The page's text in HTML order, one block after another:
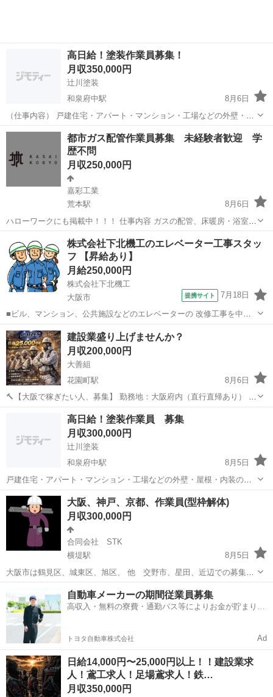
高日給！塗装作業員募集！
月収350,000円
辻川塗装
和泉府中駅
8月6日
（仕事内容） 戸建住宅・アパート・マンション・工場などの外壁・屋
根・内装の塗装工事を行います。高圧洗浄や養生、下地処理、下塗
り・中塗り・上塗りなど、一連の塗装作業を担当していただきます。
未経験の方は、道具の使い方や養生など...
大阪 泉大津市 和泉府中駅 その他 未経験
都市ガス配管作業員募集 未経験者歓迎 学
歴不問
月収250,000円
嘉彩工業
荒本駅
8月6日
ハローワークにも掲載中！！！ 仕事内容 ガスの配管、床暖房・浴室乾
燥機・給湯器などの 設置及び接続を行います。 ショッピングモール・
病院・学校・戸建・集合住宅など さまざまな施設が工事の対象となり
ます。 《入社後の流れ...
東大阪市 荒本駅 その他
株式会社下北機工のエレベーター工事スタッ
フ 【昇給あり】
月給250,000円
株式会社下北機工
大阪市
提携サイト 7月18日
■ビル、マンション、公共施設などのエレベーターの 改修工事を中心
に行っていただきます。 ・エレベーターの動作確認・定期点検 ・リニ
ューアル（入替工事） ・部品交換・修理 など ★入社後しばらくは、
先輩スタッフの補助業務から...
大阪 大阪市 その他
建設業盛り上げませんか？
月収200,000円
大善組
花園町駅
8月6日
🔨【大阪で稼ぎたい人、募集】 勤務地：大阪府内（直行直帰あり） 職
種：建設作業員 💰 日当 11,000円〜25,000円 ※能力・経験により決定
※やる気次第でしっかり昇給 ※表記されてる月収は目安になります ✔
大阪市 花園町駅 その他 アスベスト
高日給！塗装作業員 募集
月収300,000円
辻川塗装
和泉府中駅
8月5日
戸建住宅・アパート・マンション・工場などの外壁・屋根・内装の塗
装工事を行います。高圧洗浄や養生、下地処理、下塗り・中塗り・上
塗りなど、一連の塗装作業を担当していただきます。未経験の方は、
道具の使い方や養生などの基本作業から丁...
大阪 泉大津市 和泉府中駅 その他
大阪、神戸、京都、作業員(型枠解体)
月収300,000円
合同会社 STK
横堤駅
8月5日
大阪市は鶴見区、城東区、旭区、 他 交野市、星田、近辺での募集
も、ありです。 (現場は大阪、京都、神戸、) (いずれ、直行直帰可能)
未経験でも、経験者でも大歓迎。 (試用期間あり) 仕事内容は建設現場
での型枠の解体の作...
横堤駅 型枠
自動車メーカーの期間従業員募集
高収入・無料の寮費・通勤バス等によりお金が貯まりや
トヨタ自動車株式会社 Ad
日給14,000円〜25,000円以上！！建設業求
人！鳶工求人！足場鳶求人！鉄…
月収350,000円